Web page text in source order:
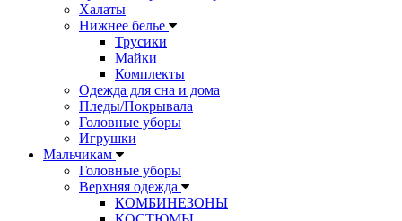
Халаты
Нижнее белье
Трусики
Майки
Комплекты
Одежда для сна и дома
Пледы/Покрывала
Головные уборы
Игрушки
Мальчикам
Головные уборы
Верхняя одежда
КОМБИНЕЗОНЫ